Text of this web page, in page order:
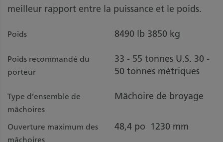
meilleur rapport entre la puissance et le poids.
Poids 8490 lb 3850 kg
Poids recommandé du
porteur
33 - 55 tonnes U.S. 30 -
50 tonnes métriques
Type d’ensemble de
mâchoires
Mâchoire de broyage
Ouverture maximum des
mâchoires
48,4 po 1230 mm